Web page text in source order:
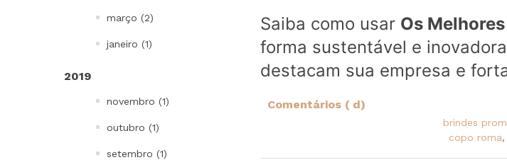
março (2)
janeiro (1)
2019
novembro (1)
outubro (1)
setembro (1)
Saiba como usar Os
forma sustentável e
destacam sua empresa e
brindes
copo roma,
Comentários ( d)